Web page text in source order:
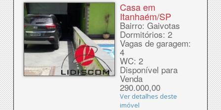
Casa em
Itanhaém/SP
Bairro: Gaivotas
Dormitórios: 2
Vagas de garagem:
4
WC: 2
Disponível para
Venda
290.000,00
Ver detalhes deste
imóvel